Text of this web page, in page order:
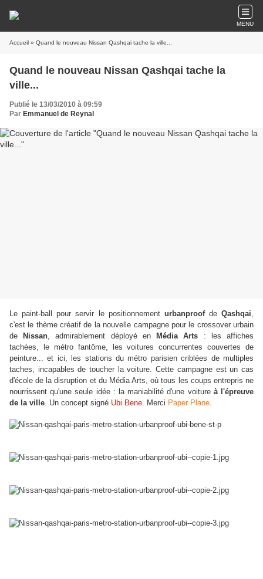
MENU
Accueil » Quand le nouveau Nissan Qashqai tache la ville...
Quand le nouveau Nissan Qashqai tache la
ville...
Publié le 13/03/2010 à 09:59
Par Emmanuel de Reynal
Le paint-ball pour servir le positionnement urbanproofde Qashqai,
c'est le thème créatif de la nouvelle campagne pour le crossover urbain
de
Nissan, admirablement déployé en Média Arts : les affiches
tachées, le métro fantôme, les voitures concurrentes couvertes de
peinture... et ici, les stations du métro parisien criblées de multiples
taches, incapables de toucher la voiture. Cette campagne est un cas
d'école de la disruption et du Média Arts, où tous les coups entrepris ne
nourrissent qu'une seule idée : la maniabilité d'une voiture à l'épreuve
de la ville. Un concept signé Ubi Bene. Merci Paper Plane.